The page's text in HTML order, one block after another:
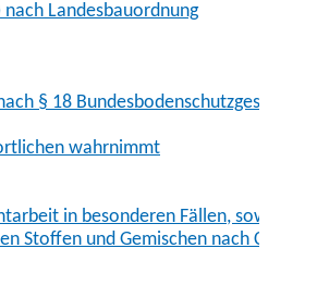
Landesbauordnung
§ 18 Bundesbodenschutzgesetz
wahrnimmt
in besonderen Fällen, sowie der
und Gemischen nach